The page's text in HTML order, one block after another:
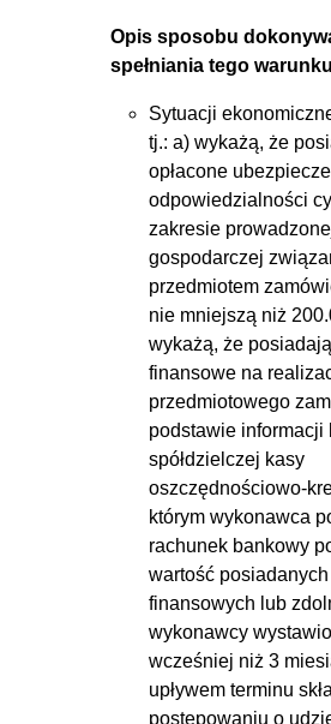
Opis sposobu
spełniania tego warunku
Sytuacji
tj.: a) wykażą, że
opłacone
odpowiedzialności
zakresie
gospodarczej
przedmiotem
nie mniejszą niż
wykażą, że
finansowe na
przedmiotowego
podstawie informacji
spółdzielczej kasy
oszczędnościowo-
którym wykonawca
rachunek bankowy
wartość
finansowych lub
wykonawcy
wcześniej niż 3
upływem terminu
postępowaniu o